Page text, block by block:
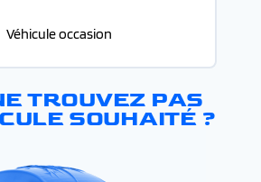
Véhicule occasion
TROUVEZ PAS
SOUHAITÉ ?